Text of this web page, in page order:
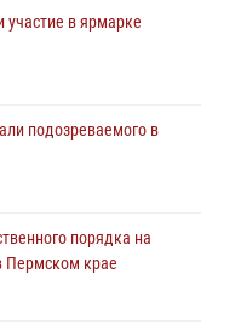
в ярмарке
подозреваемого в
порядка на
Пермском крае